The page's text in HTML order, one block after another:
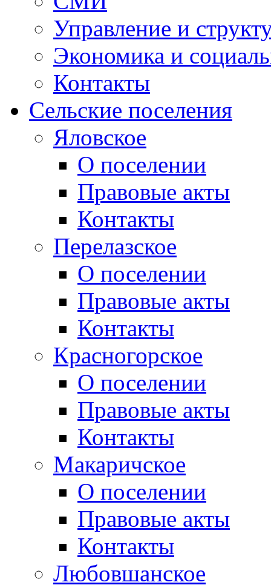
Управление и
Экономика и
Контакты
Сельские поселения
Яловское
О поселении
Правовые акты
Контакты
Перелазское
О поселении
Правовые акты
Контакты
Красногорское
О поселении
Правовые акты
Контакты
Макаричское
О поселении
Правовые акты
Контакты
Любовшанское